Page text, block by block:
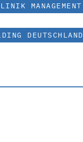
MANAGEMENT
DEUTSCHLAND